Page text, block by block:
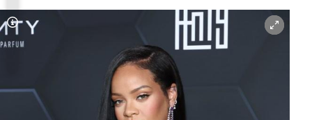
Copyright-Hinweis öffnen/schließen